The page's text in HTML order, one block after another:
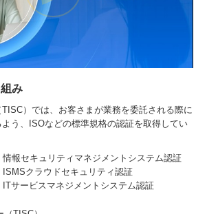
み
）では、お客さまが業務を委託される際に
う、ISOなどの標準規格の認証を取得してい
情報セキュリティマネジメントシステム認証
ISMSクラウドセキュリティ認証
ITサービスマネジメントシステム認証